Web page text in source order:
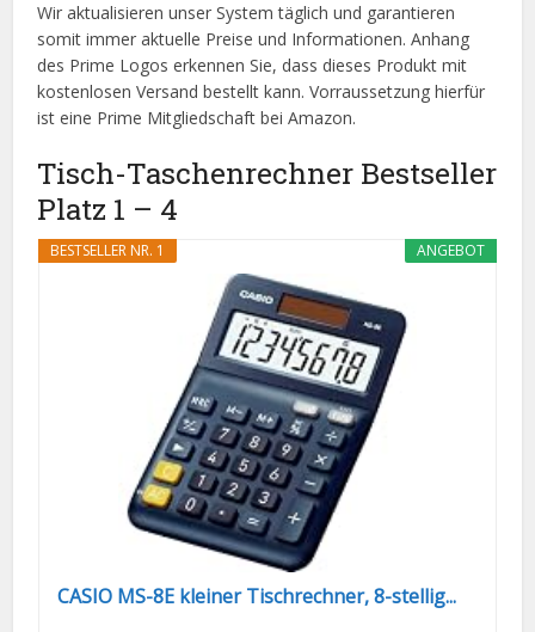
Wir aktualisieren unser System täglich und garantieren
somit immer aktuelle Preise und Informationen. Anhang
des Prime Logos erkennen Sie, dass dieses Produkt mit
kostenlosen Versand bestellt kann. Vorraussetzung hierfür
ist eine Prime Mitgliedschaft bei Amazon.
Tisch-Taschenrechner Bestseller
Platz 1 – 4
ANGEBOT
BESTSELLER NR. 1
CASIO MS-8E kleiner Tischrechner, 8-stellig...